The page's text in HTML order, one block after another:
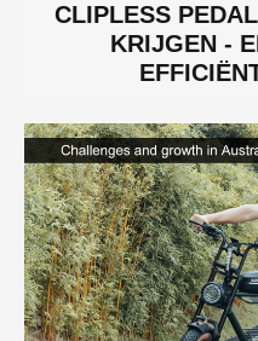
CLIPLESS
KRIJGEN -